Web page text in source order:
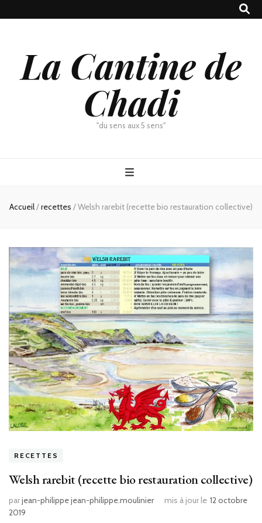
La Cantine de
Chadi
"du sens aux 5 sens"
Accueil/recettes /Welsh rarebit (recette bio restauration collective)
RECETTES
Welsh rarebit (recette bio restauration collective)
parjean-philippe jean-philippe.moulinier mis à jour le 12 octobre
2019